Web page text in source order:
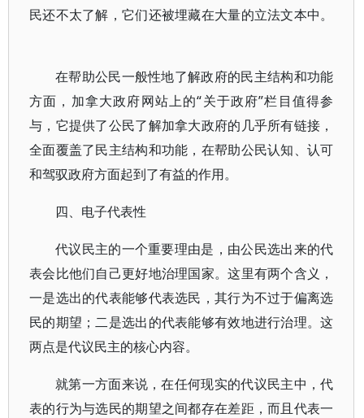
民还不太了解，它们还被埋藏在大量的立法文本中。
在帮助公民一般性地了解政府的民主结构和功能
方面，加拿大政府网站上的“关于政府”栏目值得参
与，它提供了公民了解加拿大政府的几乎所有链接，
全面覆盖了民主结构和功能，在帮助公民认知、认可
和驾驭政府方面起到了有益的作用。
四、电子代表性
代议民主的一个重要理由是，由公民选出来的代
表会比他们自己更好地治理国家。这里有两个含义，
一是选出的代表能够代表选民，其行为不过于偏离选
民的期望；二是选出的代表能够有效地进行治理。这
两点是代议民主的核心内容。
就第一方面来说，在任何现实的代议民主中，代
表的行为与选民的期望之间都存在差距，而且代表一